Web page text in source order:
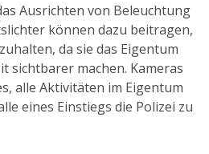
Ausrichten von Beleuchtung
können dazu beitragen,
da sie das Eigentum
sichtbarer machen. Kameras
alle Aktivitäten im Eigentum
eines Einstiegs die Polizei zu